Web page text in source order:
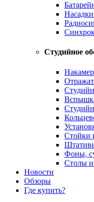
Студийное
Стойки
Фоны,
Столы
Новости
Обзоры
Где купить?